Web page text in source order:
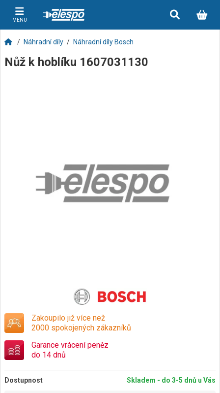
MENU
Náhradní díly Náhradní díly Bosch
Nůž k hoblíku 1607031130
Zakoupilo již více než
2000 spokojených zákazníků
Garance vrácení peněz
do 14 dnů
Dostupnost Skladem - do 3-5 dnů u Vás